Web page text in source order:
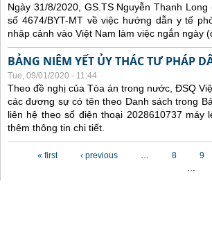
Ngày 31/8/2020, GS.TS Nguyễn Thanh
số 4674/BYT-MT về việc hướng dẫn y tế
nhập cảnh vào Việt Nam làm việc ngắn ngày
BẢNG NIÊM YẾT ỦY THÁC TƯ PHÁP
Tue, 09/01/2020 - 11:44
Theo đề nghị của Tòa án trong nước, ĐSQ
các đương sự có tên theo Danh sách trong
liên hệ theo số điện thoại 2028610737
thêm thông tin chi tiết.
« first ‹ previous … 8 9
…